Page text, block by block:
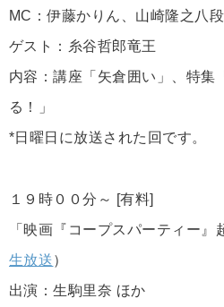
MC：伊藤かりん、山崎隆之八段
ゲスト：糸谷哲郎竜王
内容：講座「矢倉囲い」、特集
る！」
*日曜日に放送された回です。
１９時００分～ [有料]
「映画『コープスパーティー』
生放送）
出演：生駒里奈 ほか